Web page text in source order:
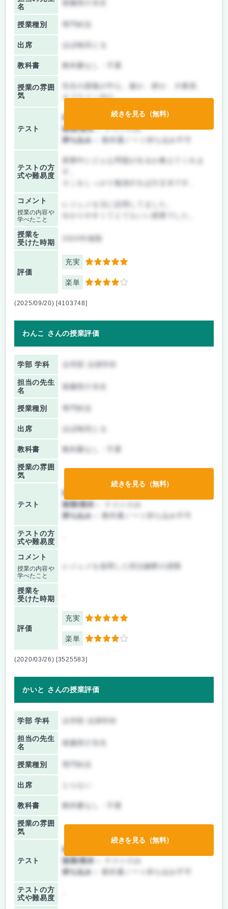
名
後藤啓介先生
授業種別
出席 ほぼ毎回とる
教科書 教科書なし・不要
授業の雰囲
気
先生の講義が中心、厳か、静か、大教室、
オフライン中心
テスト
前期/中間：
授業無し
後期/期末：テストのみ
持ち込み：
教科書ノート持ち込み不可
テストの方
式や難易度
そこをしっかり勉強すれば大丈夫です。
コメント
授業の内容や
学べたこと
授業を
受けた時期
2024年後期
評価
充実 5
楽単 4
続きを見る（無料）
(2025/09/20) [4103748]
わんこ さんの授業評価
学部 学科
担当の先生
名
後藤啓介先生
授業種別
出席 ほぼ毎回とる
教科書 教科書なし・不要
授業の雰囲
気
テスト
前期/中間：
後期/期末：
持ち込み：
教科書ノート持ち込み不可
テストの方
式や難易度
コメント
授業の内容や
学べたこと
レジュメを使用した刑法解釈の授業
授業を
受けた時期
評価
充実 5
楽単 4
続きを見る（無料）
(2020/03/26) [3525583]
かいと さんの授業評価
学部 学科
担当の先生
名
後藤啓介先生
授業種別
出席
教科書 教科書なし・不要
授業の雰囲
気
テスト
前期/中間：
後期/期末：
持ち込み：
教科書ノート持ち込み不可
テストの方
式や難易度
続きを見る（無料）